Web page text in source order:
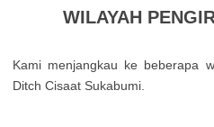
WILAYAH
Kami menjangkau ke beberapa
Ditch Cisaat Sukabumi.